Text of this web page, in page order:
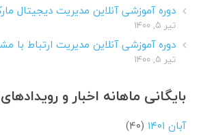
دوره آموزشی آنلاین مدیریت دیجیتال
تیر ۵, ۱۴۰۰
دوره آموزشی آنلاین مدیریت ارتباط با
تیر ۵, ۱۴۰۰
بایگانی ماهانه اخبار و
آبان ۱۴۰۱
(۴۰)